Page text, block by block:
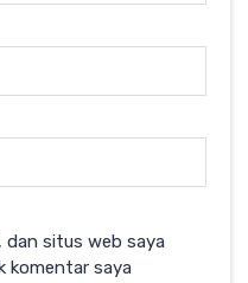
dan situs web saya
komentar saya